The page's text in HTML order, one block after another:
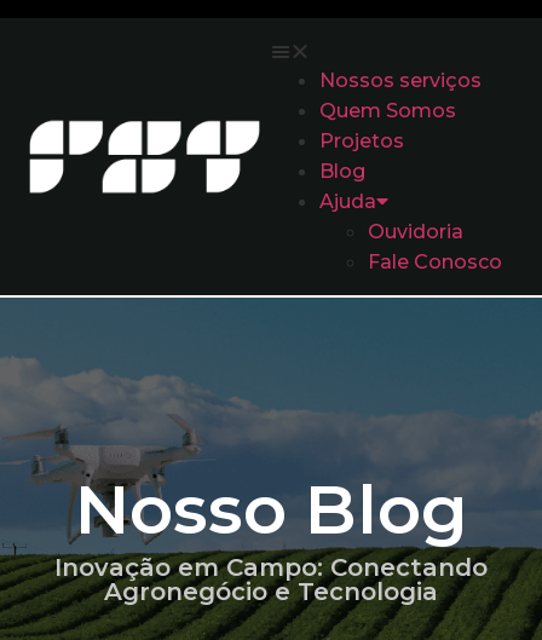
Nossos serviços
Quem Somos
Projetos
Blog
Ajuda
Ouvidoria
Fale Conosco
Nosso Blog
Inovação em Campo: Conectando
Agronegócio e Tecnologia